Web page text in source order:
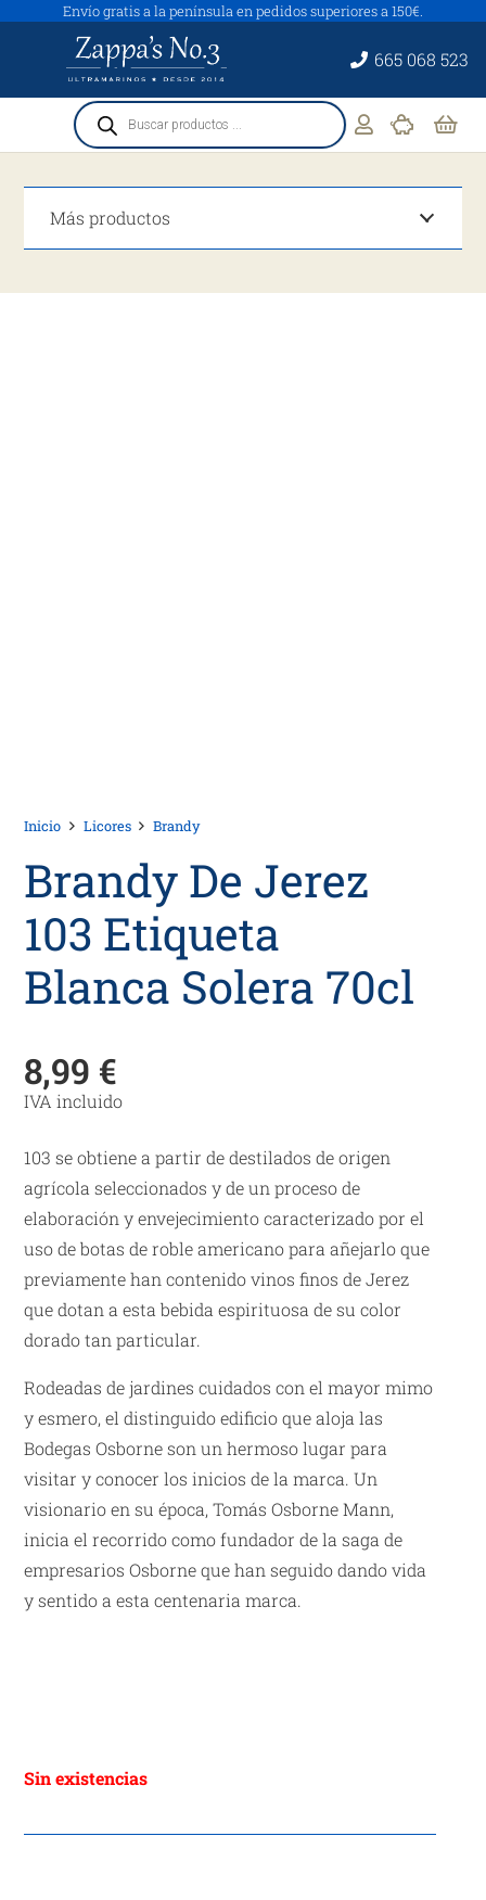
Envío gratis a la península en pedidos superiores a 150€.
665 068 523
Búsqueda
de
productos
Más productos
Inicio Licores Brandy
Brandy De Jerez
103 Etiqueta
Blanca Solera 70cl
8,99 €
IVA incluido
103 se obtiene a partir de destilados de origen
agrícola seleccionados y de un proceso de
elaboración y envejecimiento caracterizado por el
uso de botas de roble americano para añejarlo que
previamente han contenido vinos finos de Jerez
que dotan a esta bebida espirituosa de su color
dorado tan particular.
Rodeadas de jardines cuidados con el mayor mimo
y esmero, el distinguido edificio que aloja las
Bodegas Osborne son un hermoso lugar para
visitar y conocer los inicios de la marca. Un
visionario en su época, Tomás Osborne Mann,
inicia el recorrido como fundador de la saga de
empresarios Osborne que han seguido dando vida
y sentido a esta centenaria marca.
Sin existencias